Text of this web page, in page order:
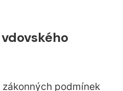
podmínek